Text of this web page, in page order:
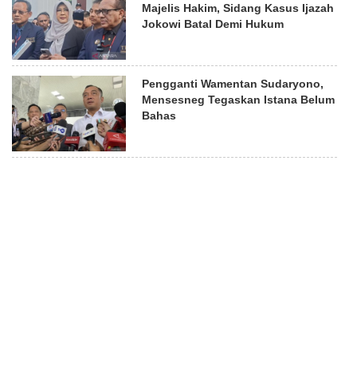
Majelis Hakim, Sidang Kasus Ijazah
Jokowi Batal Demi Hukum
Pengganti Wamentan Sudaryono,
Mensesneg Tegaskan Istana Belum
Bahas